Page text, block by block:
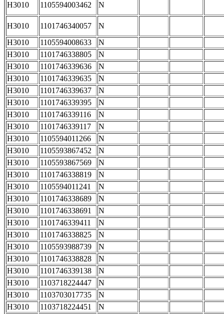
H3010
1105594003462 N
H3010 1101746340057
N
H3010
1105594008633
N
H3010
1101746338805
N
H3010
1101746339636
N
H3010
1101746339635
N
H3010
1101746339637
N
H3010
1101746339395
N
H3010
1101746339116
N
H3010
1101746339117
N
H3010
1105594011266
N
H3010
1105593867452
N
H3010
1105593867569
N
H3010
1101746338819
N
H3010
1105594011241
N
H3010
1101746338689
N
H3010
1101746338691
N
H3010
1101746339411
N
H3010
1101746338825
N
H3010
1105593988739
N
H3010
1101746338828
N
H3010
1101746339138
N
H3010
1103718224447
N
H3010
1103703017735
N
H3010
1103718224451
N